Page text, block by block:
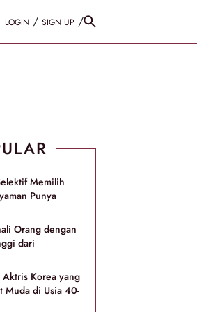
LOGIN / SIGN UP /
Memilih
Punya
Orang dengan
dari
Aktris Korea yang
Muda di Usia 40-